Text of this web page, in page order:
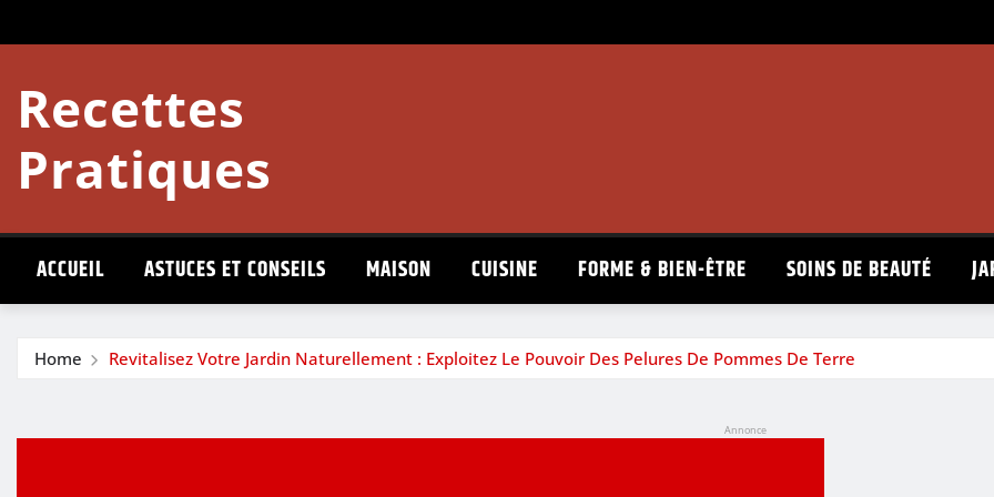
to
Recettes
Pratiques
ACCUEIL ASTUCES ET CONSEILS MAISON CUISINE FORME & BIEN-ÊTRE SOINS DE BEAUTÉ
Home Revitalisez Votre Jardin Naturellement : Exploitez Le Pouvoir Des Pelures De Pommes De Terre
Annonce